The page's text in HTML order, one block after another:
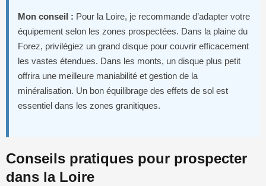
Mon conseil : Pour la Loire, je recommande d’adapter votre
équipement selon les zones prospectées. Dans la plaine du
Forez, privilégiez un grand disque pour couvrir efficacement
les vastes étendues. Dans les monts, un disque plus petit
offrira une meilleure maniabilité et gestion de la
minéralisation. Un bon équilibrage des effets de sol est
essentiel dans les zones granitiques.
Conseils pratiques pour prospecter
dans la Loire